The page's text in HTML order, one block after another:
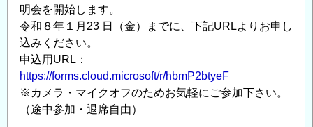
明会を開始します。
令和８年１月23 日（金）までに、下記URLよりお申し
込みください。
申込用URL：
https://forms.cloud.microsoft/r/hbmP2btyeF
※カメラ・マイクオフのためお気軽にご参加下さい。
（途中参加・退席自由）